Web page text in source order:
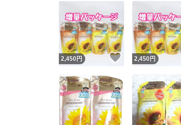
2,450 円 いいね！
2,450 円